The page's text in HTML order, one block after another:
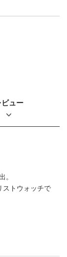
ビュー
。
ストウォッチで